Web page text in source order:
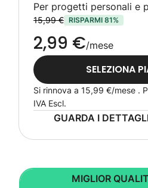
Per progetti personali e
15,99 € RISPARMI 81%
2,99 €/mese
SELEZIONA
Si rinnova a 15,99 €/mese .
IVA Escl.
GUARDA I
MIGLIOR